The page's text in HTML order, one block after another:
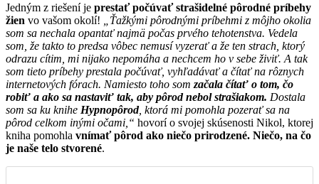
Jedným z riešení je prestať počúvať strašidelné pôrodné príbehy
žien vo vašom okolí!
„Ťažkými pôrodnými príbehmi z môjho okolia
som sa nechala opantať najmä počas prvého tehotenstva. Vedela
som, že takto to predsa vôbec nemusí vyzerať a že ten strach, ktorý
odrazu cítim, mi nijako nepomáha a nechcem ho v sebe živiť. A tak
som tieto príbehy prestala počúvať, vyhľadávať a čítať na rôznych
internetových fórach. Namiesto toho som začala čítať o tom, čo
robiť a ako sa nastaviť tak, aby pôrod nebol strašiakom. Dostala
som sa ku knihe Hypnopôrod, ktorá mi pomohla pozerať sa na
pôrod celkom inými očami,“ hovorí o svojej skúsenosti Nikol, ktorej
kniha pomohla vnímať pôrod ako niečo prirodzené. Niečo, na čo
je naše telo stvorené.